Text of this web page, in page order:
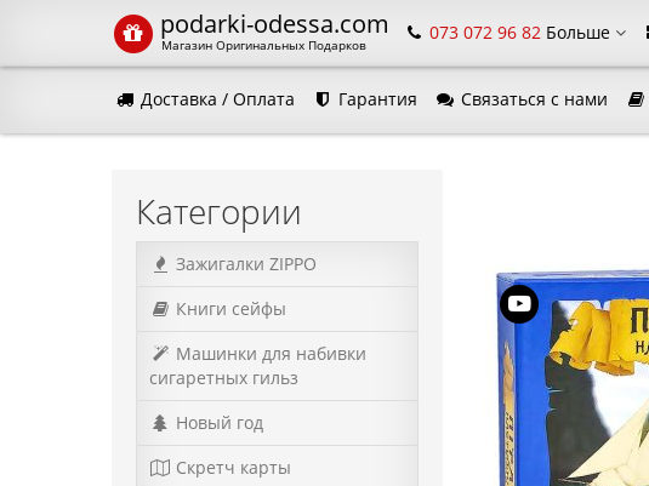
podarki-odessa.com
Магазин Оригинальных Подарков
073 072 96 82 Больше
Доставка / Оплата Гарантия Связаться с нами
Категории
Зажигалки ZIPPO
Книги сейфы
Машинки для набивки
сигаретных гильз
Новый год
Скретч карты